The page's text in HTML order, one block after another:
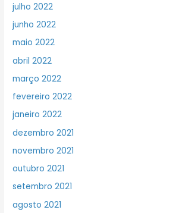
julho 2022
junho 2022
maio 2022
abril 2022
março 2022
fevereiro 2022
janeiro 2022
dezembro 2021
novembro 2021
outubro 2021
setembro 2021
agosto 2021